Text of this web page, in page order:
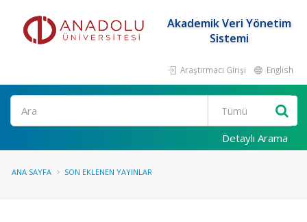
Akademik Veri Yönetim
Sistemi
Araştırmacı Girişi English
Ara
Detaylı Arama
ANA SAYFA SON EKLENEN YAYINLAR